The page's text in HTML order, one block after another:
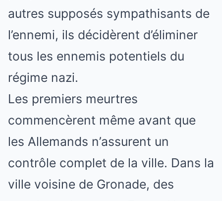
autres supposés sympathisants de
l’ennemi, ils décidèrent d’éliminer
tous les ennemis potentiels du
régime nazi.
Les premiers meurtres
commencèrent même avant que
les Allemands n’assurent un
contrôle complet de la ville. Dans la
ville voisine de Gronade, des